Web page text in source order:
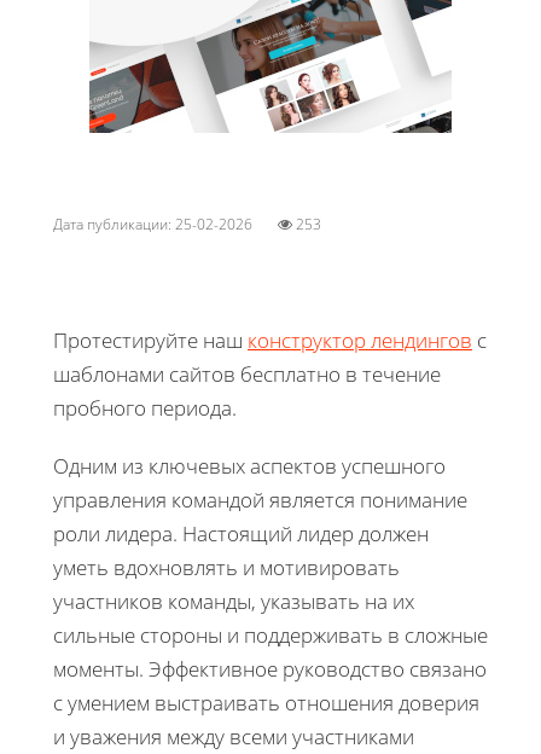
Дата публикации: 25-02-2026 253
Протестируйте наш конструктор лендингов с
шаблонами сайтов бесплатно в течение
пробного периода.
Одним из ключевых аспектов успешного
управления командой является понимание
роли лидера. Настоящий лидер должен
уметь вдохновлять и мотивировать
участников команды, указывать на их
сильные стороны и поддерживать в сложные
моменты. Эффективное руководство связано
с умением выстраивать отношения доверия
и уважения между всеми участниками